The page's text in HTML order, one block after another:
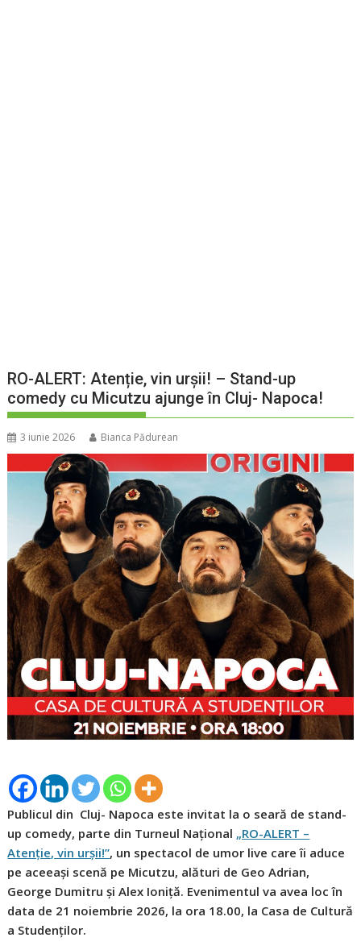
RO-ALERT: Atenție, vin urșii! – Stand-up
comedy cu Micutzu ajunge în Cluj- Napoca!
3 iunie 2026 Bianca Pădurean
Publicul din Cluj- Napoca este invitat la o seară de stand-
up comedy, parte din Turneul Național „RO-ALERT –
Atenție, vin urșii!”, un spectacol de umor live care îi aduce
pe aceeași scenă pe Micutzu, alături de Geo Adrian,
George Dumitru și Alex Ioniță. Evenimentul va avea loc în
data de 21 noiembrie 2026, la ora 18.00, la Casa de Cultură
a Studenților.